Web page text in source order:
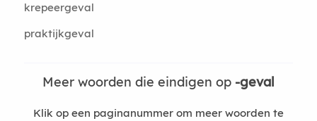
krepeergeval
praktijkgeval
Meer woorden die eindigen op -geval
Klik op een paginanummer om meer woorden te